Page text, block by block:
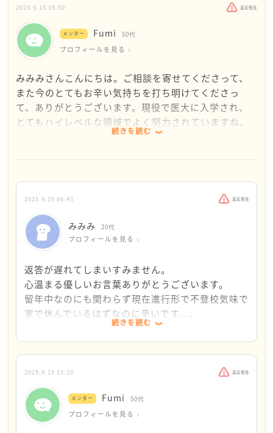
2025.9.15 19:50 違反報告
メンター Fumi 50代
プロフィールを見る
みみみさんこんにちは。ご相談を寄せてくださって、
また今のとてもお辛い気持ちを打ち明けてくださっ
て、ありがとうございます。現役で医大に入学され、
とてもハイレベルな領域でよく努力されていますね。
それだけでもとても優秀で素晴らしいことですよ！ご
いという強い意志を持っている人ということの表れで
す。また同時にご家族のことをとても大切に思ってい
ことの連続で壁にぶち当たったり傷ついたり悩んだ
り、はたまた幸せや感動を味わったり、その繰り返し
のです。ご家族はみみみさんのことを、留年したから
という理由で失望したりしません。ましてや期待に応
えてないなどと思いません。なぜならその前に何をし
ていようがかけがえのない大切な家族だからです。み
みみさんが生きていてくれることが願いなんです。現
に、医大は辞めてもいいと言ってくれていますよね。
私は人が何と言おうと、相談があるたびに皆さんに言
い続けているのですが、どんなに困難な状況が降りか
かろうが、人生には意味がある、ということです。み
んな状況は違いますから、この意味は人によって違い
ます。でもその意味をキャッチして人生を切り開いて
続きを読む
2025.9.19 06:43 違反報告
みみみ 20代
プロフィールを見る
返答が遅れてしまいすみません。
心温まる優しいお言葉ありがとうございます。
留年中なのにも関わらず現在進行形で不登校気味で
家で休んでいるはずなのに辛いです...。
「人生には意味がある」素敵な言葉ですね。
仲の良い教授からも同じような言葉をかけて頂きま
した。私の人生にはどのような意味があるのか、
後々わかってきたなら、その時にやっと報われたよ
うな気持ちになるのでしょうか...。
しかし体調不良での出席等の考慮はしていただけず
続きを読む
2025.9.19 23:10 違反報告
メンター Fumi 50代
プロフィールを見る